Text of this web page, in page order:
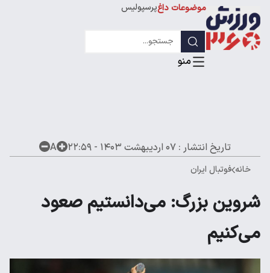
موضوعات داغپرسپولیس
لیگ قهرمانان
تاریخ انتشار : ۰۷ اردیبهشت ۱۴۰۳ - ۲۲:۵۹ A
خانه فوتبال ایران
شروین بزرگ: می‌دانستیم صعود
می‌کنیم